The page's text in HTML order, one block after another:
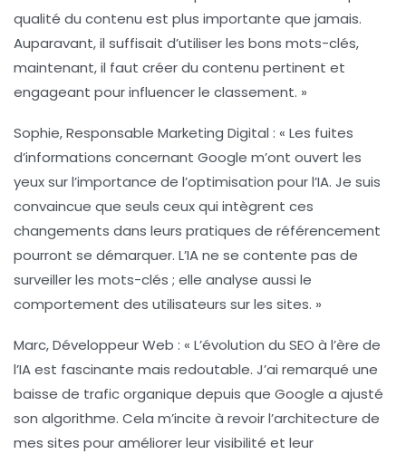
qualité du contenu est plus importante que jamais.
Auparavant, il suffisait d’utiliser les bons mots-clés,
maintenant, il faut créer du contenu pertinent et
engageant pour influencer le classement. »
Sophie, Responsable Marketing Digital : « Les fuites
d’informations concernant Google m’ont ouvert les
yeux sur l’importance de l’optimisation pour l’IA. Je suis
convaincue que seuls ceux qui intègrent ces
changements dans leurs pratiques de référencement
pourront se démarquer. L’IA ne se contente pas de
surveiller les mots-clés ; elle analyse aussi le
comportement des utilisateurs sur les sites. »
Marc, Développeur Web : « L’évolution du SEO à l’ère de
l’IA est fascinante mais redoutable. J’ai remarqué une
baisse de trafic organique depuis que Google a ajusté
son algorithme. Cela m’incite à revoir l’architecture de
mes sites pour améliorer leurvisibilité et leur